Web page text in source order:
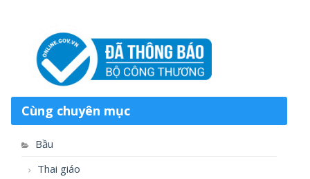
Cùng chuyên mục
Bầu
Thai giáo